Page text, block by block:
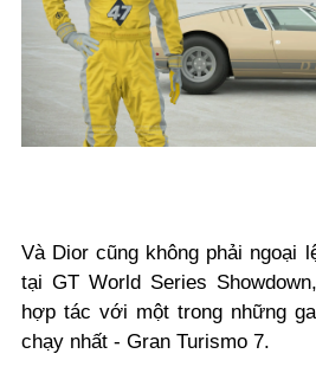
Và Dior cũng không phải ngoại
tại GT World Series
hợp tác với một trong những
chạy nhất - Gran Turismo 7.